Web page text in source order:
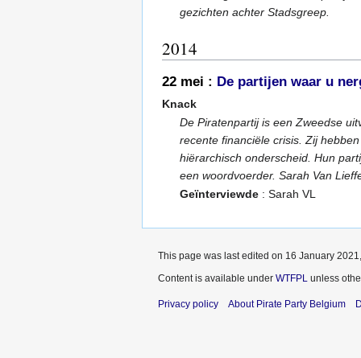
gezichten achter Stadsgreep.
2014
22 mei : De partijen waar u
Knack
De Piratenpartij is een Zweedse
recente financiële crisis. Zij
hiërarchisch onderscheid. Hun
een woordvoerder. Sarah Van
Geïnterviewde : Sarah VL
This page was last edited on 16 January
Content is available under WTFPL unless
Privacy policy About Pirate Party Belgium